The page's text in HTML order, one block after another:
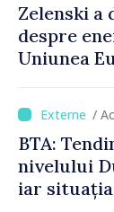
Zelenski a
despre
Uniunea
/
BTA:
nivelului
iar